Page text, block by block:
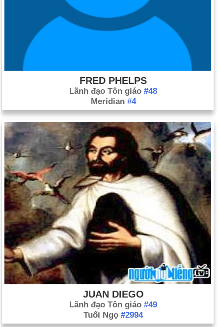
FRED PHELPS
Lãnh đạo Tôn giáo #48
Meridian #4
JUAN DIEGO
Lãnh đạo Tôn giáo #49
Tuổi Ngọ #2994